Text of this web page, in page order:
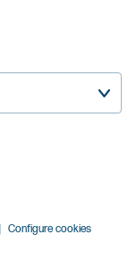
Configure cookies